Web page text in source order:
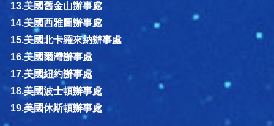
13.美國舊金山辦事處
14.美國西雅圖辦事處
15.美國北卡羅來納辦事處
16.美國爾灣辦事處
17.美國紐約辦事處
18.美國波士頓辦事處
19.美國休斯頓辦事處